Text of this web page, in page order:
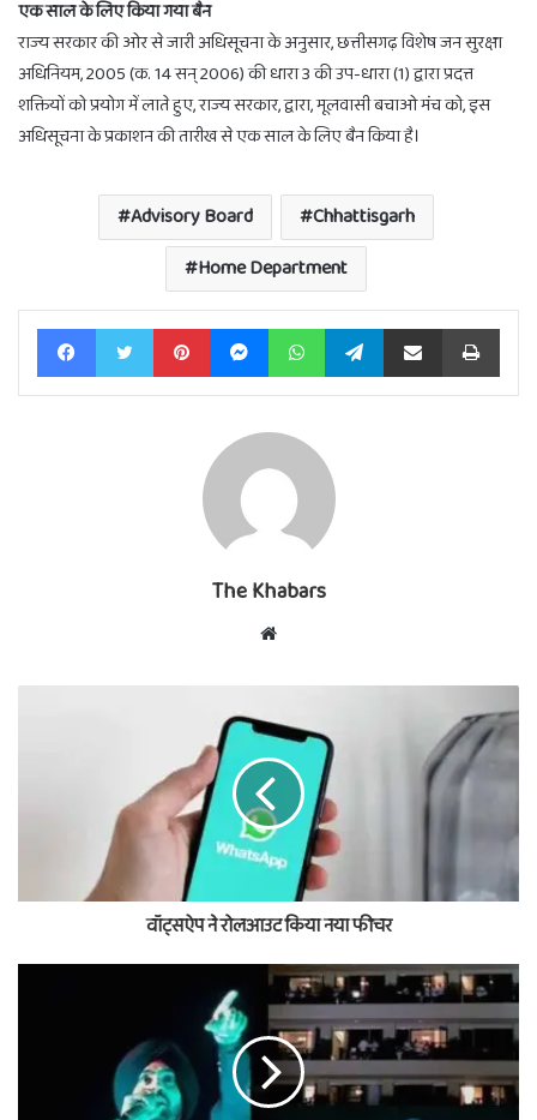
एक साल के लिए किया गया बैन
राज्य सरकार की ओर से जारी अधिसूचना के अनुसार, छत्तीसगढ़ विशेष जन सुरक्षा
अधिनियम, 2005 (क. 14 सन् 2006) की धारा 3 की उप-धारा (1) द्वारा प्रदत्त
शक्तियों को प्रयोग में लाते हुए, राज्य सरकार, द्वारा, मूलवासी बचाओ मंच को, इस
अधिसूचना के प्रकाशन की तारीख से एक साल के लिए बैन किया है।
Advisory Board
Chhattisgarh
Home Department
FacebookTwitter PinterestMessengerWhatsAppTelegramShare via Email Print
The Khabars
Website
वॉट्सऐप ने रोलआउट किया नया फीचर